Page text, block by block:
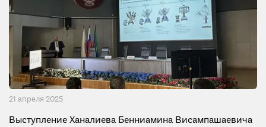
21 апреля 2025
Выступление Ханалиева Бенниамина Висампашаевича